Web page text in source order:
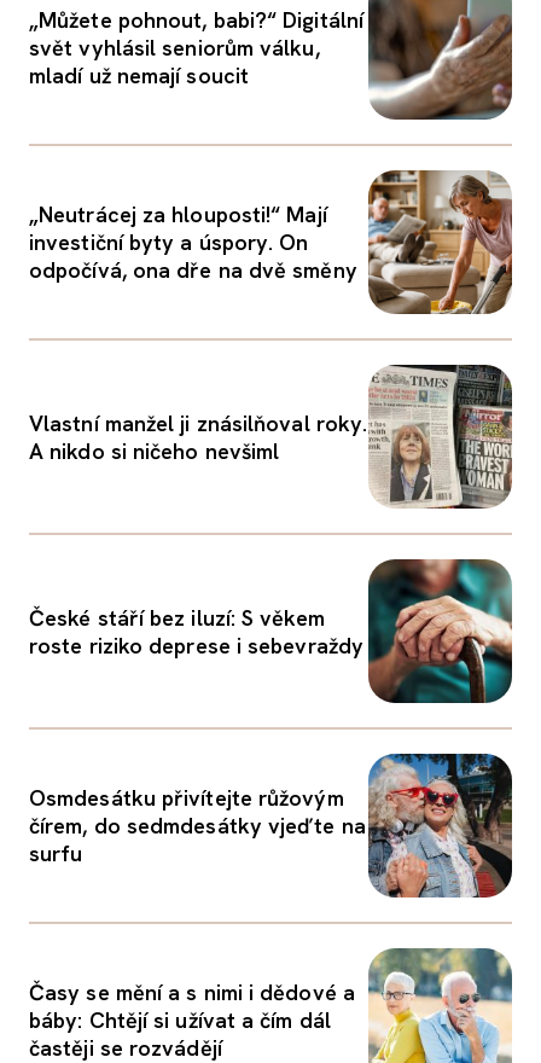
„Můžete pohnout, babi?“ Digitální
svět vyhlásil seniorům válku,
mladí už nemají soucit
„Neutrácej za hlouposti!“ Mají
investiční byty a úspory. On
odpočívá, ona dře na dvě směny
Vlastní manžel ji znásilňoval roky.
A nikdo si ničeho nevšiml
České stáří bez iluzí: S věkem
roste riziko deprese i sebevraždy
Osmdesátku přivítejte růžovým
čírem, do sedmdesátky vjeďte na
surfu
Časy se mění a s nimi i dědové a
báby: Chtějí si užívat a čím dál
častěji se rozvádějí